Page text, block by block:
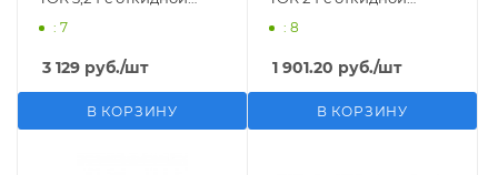
щекой (T)
: 7
3 129 руб./шт
В КОРЗИНУ
щекой (S)
: 8
1 901.20 руб./шт
В КОРЗИНУ